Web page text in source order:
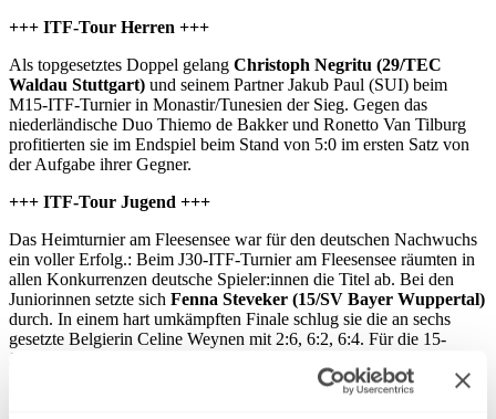
+++ ITF-Tour Herren +++
Als topgesetztes Doppel gelang Christoph Negritu (29/TEC
Waldau Stuttgart) und seinem Partner Jakub Paul (SUI) beim
M15-ITF-Turnier in Monastir/Tunesien der Sieg. Gegen das
niederländische Duo Thiemo de Bakker und Ronetto Van Tilburg
profitierten sie im Endspiel beim Stand von 5:0 im ersten Satz von
der Aufgabe ihrer Gegner.
+++ ITF-Tour Jugend +++
Das Heimturnier am Fleesensee war für den deutschen Nachwuchs
ein voller Erfolg.: Beim J30-ITF-Turnier am Fleesensee räumten in
allen Konkurrenzen deutsche Spieler:innen die Titel ab. Bei den
Juniorinnen setzte sich Fenna Steveker (15/SV Bayer Wuppertal)
durch. In einem hart umkämpften Finale schlug sie die an sechs
gesetzte Belgierin Celine Weynen mit 2:6, 6:2, 6:4. Für die 15-
Jährige ist es der erste internationale Titel.
Im Finale der Junioren hieß der Sieger am EndeJasper Camehn